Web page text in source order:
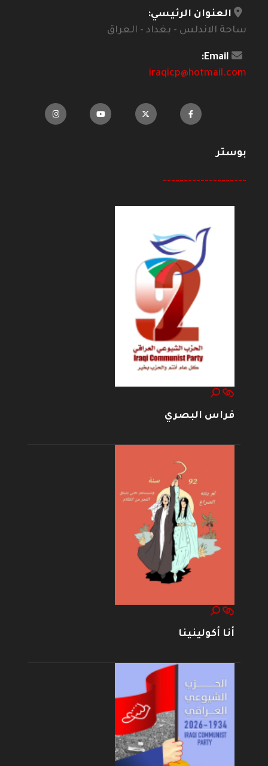
العنوان الرئيسي:
ساحة الاندلس - بغداد - العراق
Email:
iraqicp@hotmail.com
بوستر
--------------------
فراس البصري
أنا أكولينينا